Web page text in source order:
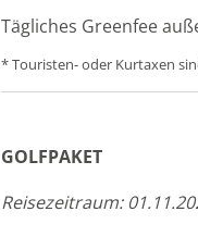
Tägliches Greenfee
* Touristen- oder Kurtaxen
GOLFPAKET
Reisezeitraum: